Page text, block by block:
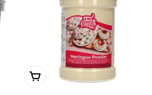
IN DEN WARENKORB